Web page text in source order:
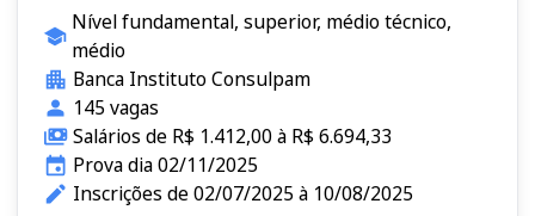
Nível fundamental, superior, médio técnico,
médio
Banca Instituto Consulpam
145 vagas
Salários de R$ 1.412,00 à R$ 6.694,33
Prova dia 02/11/2025
Inscrições de 02/07/2025 à 10/08/2025